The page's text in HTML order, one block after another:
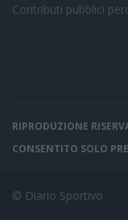
Contributi pubblici
RIPRODUZIONE
CONSENTITO SOLO
© Diario Sportivo